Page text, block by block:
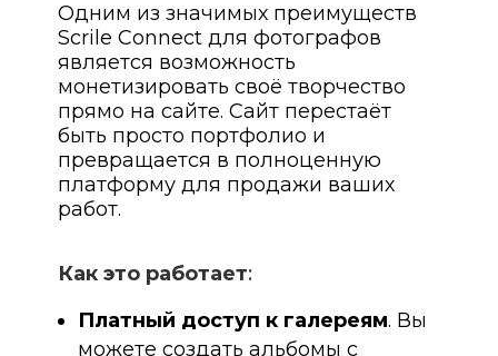
Одним из значимых преимуществ
Scrile Connect для фотографов
является возможность
монетизировать своё творчество
прямо на сайте. Сайт перестаёт
быть просто портфолио и
превращается в полноценную
платформу для продажи ваших
работ.
Как это работает:
Платный доступ к галереям. Вы
можете создать альбомы с